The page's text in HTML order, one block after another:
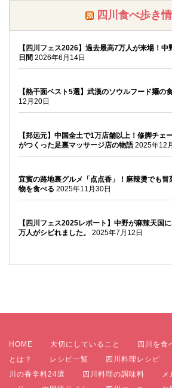
四川食べ歩き
【四川フェス2026】過去最高7万人が来場！
日間 2026年6月14日
【熱干面ベスト5選】武漢のソウルフード麺の
12月20日
【郑远元】中国全土で1万店舗以上！修脚チェ
がつくった足裏マッサージ店の物語 2025年12
宜賓の路地裏グルメ「点点香」！麻辣燙でも冒
物を食べる 2025年11月30日
【四川フェス2025レポート】中野が麻辣天国
万人がシビれました。
2025年7月12日
HOME 大切にしていること 四川を食
とは？
レシピ一覧 四川料理レシピ
川の香辛料24選
四川料理の調味料